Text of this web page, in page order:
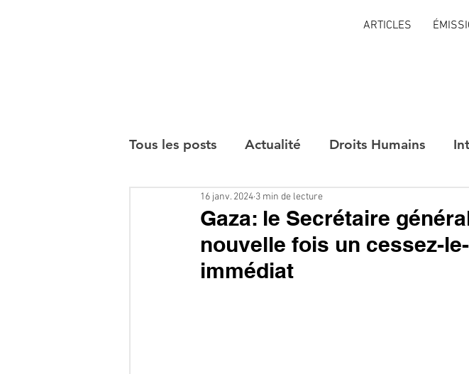
ARTICLES
Tous les posts Actualité Droits Humains
Interviews
Gaza: le Secrétaire
nouvelle fois un cessez-
immédiat
16 janv. 2024 3 min de lecture